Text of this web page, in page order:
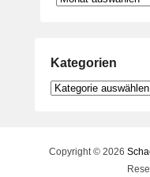
Kategorien
Kategorien
Copyright © 2026